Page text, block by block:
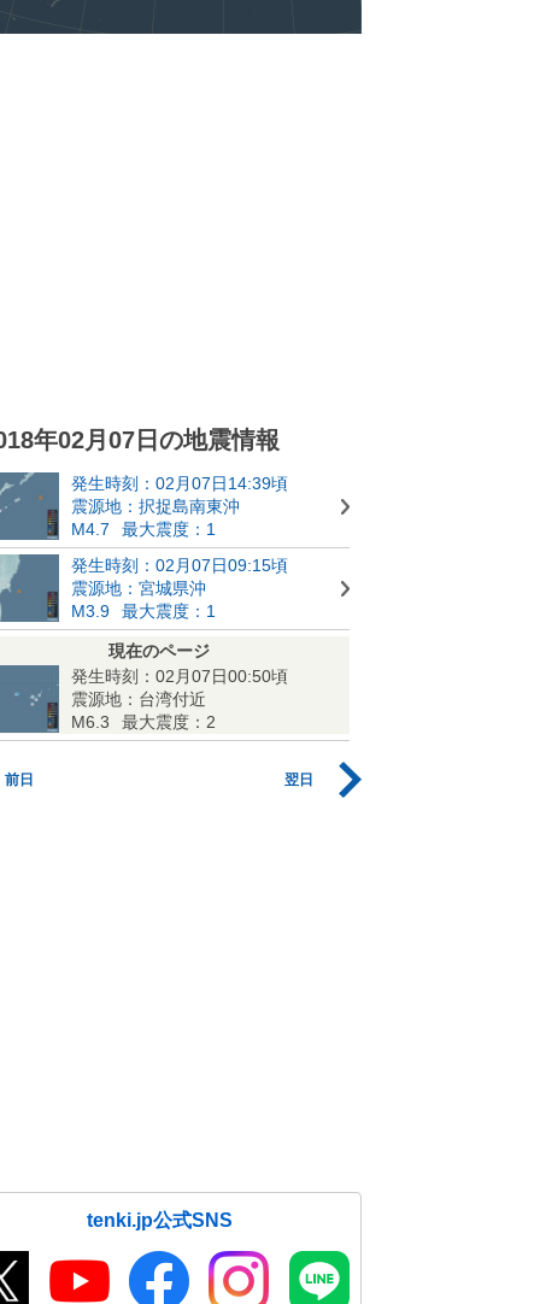
年02月07日の地震情報
発生時刻：02月07日14:39頃
震源地：択捉島南東沖
M4.7
最大震度：1
発生時刻：02月07日09:15頃
震源地：宮城県沖
M3.9
最大震度：1
現在のページ
発生時刻：02月07日00:50頃
震源地：台湾付近
M6.3
最大震度：2
前日 翌日
tenki.jp公式SNS